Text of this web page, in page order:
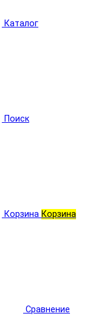
Каталог
Поиск
Корзина Корзина
Сравнение